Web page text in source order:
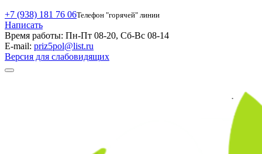
+7 (938) 181 76 06Телефон "горячей" линии
Написать
Время работы: Пн-Пт 08-20, Сб-Вс 08-14
E-mail: priz5pol@list.ru
Версия для слабовидящих